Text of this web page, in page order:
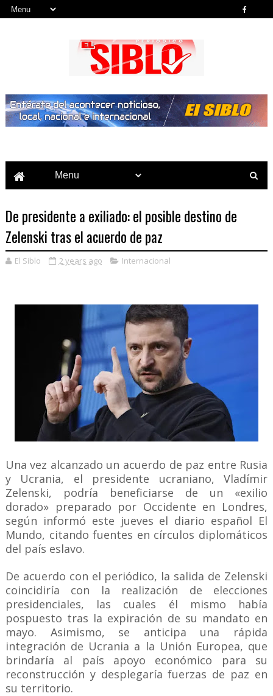
De presidente a exiliado: el posible destino de
Zelenski tras el acuerdo de paz
El Siblo 2 years ago Internacional
Una vez alcanzado un acuerdo de paz entre Rusia
y Ucrania, el presidente ucraniano, Vladímir
Zelenski, podría beneficiarse de un «exilio
dorado» preparado por Occidente en Londres,
según informó este jueves el diario español El
Mundo, citando fuentes en círculos diplomáticos
del país eslavo.
De acuerdo con el periódico, la salida de Zelenski
coincidiría con la realización de elecciones
presidenciales, las cuales él mismo había
pospuesto tras la expiración de su mandato en
mayo. Asimismo, se anticipa una rápida
integración de Ucrania a la Unión Europea, que
brindaría al país apoyo económico para su
reconstrucción y desplegaría fuerzas de paz en
su territorio.